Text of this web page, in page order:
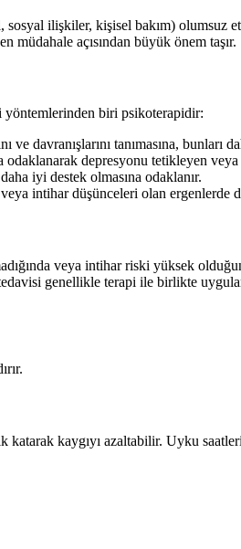
ilişkiler, kişisel bakım)
açısından büyük önem taşır.
yöntemlerinden biri psikoterapidir:
ve davranışlarını tanımasına, bunları
depresyonu tetikleyen veya
iyi destek olmasına odaklanır.
intihar düşünceleri olan ergenlerde
veya intihar riski yüksek
genellikle terapi ile birlikte
kaygıyı azaltabilir. Uyku